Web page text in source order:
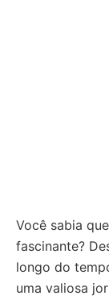
Você sabia
fascinante?
longo do
uma valiosa